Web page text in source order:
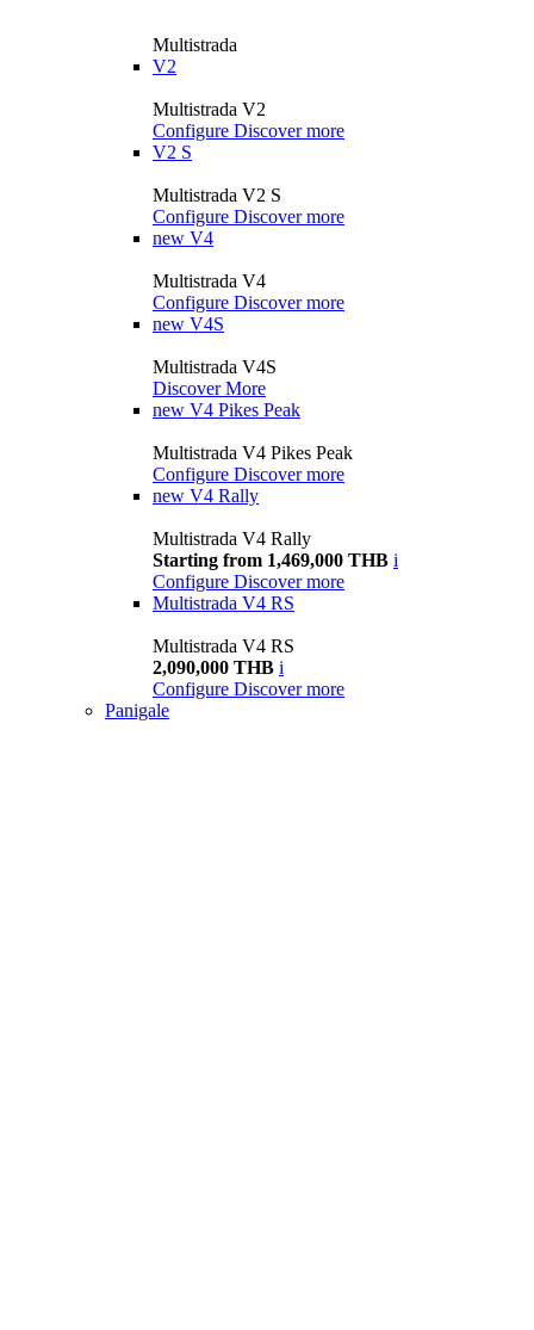
Multistrada
V2
Multistrada V2
Configure Discover more
V2 S
Multistrada V2 S
Configure Discover more
new V4
Multistrada V4
Configure Discover more
new V4S
Multistrada V4S
Discover More
new V4 Pikes Peak
Multistrada V4 Pikes Peak
Configure Discover more
new V4 Rally
Multistrada V4 Rally
Starting from 1,469,000 THB i
Configure Discover more
Multistrada V4 RS
Multistrada V4 RS
2,090,000 THB i
Configure Discover more
Panigale